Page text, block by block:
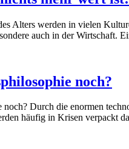
Alters werden in vielen
auch in der Wirtschaft.
noch?
noch? Durch die enormen
häufig in Krisen verpackt